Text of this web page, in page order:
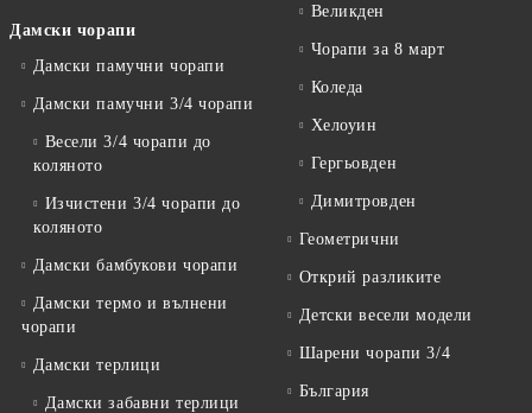
Дамски чорапи
Дамски памучни чорапи
Дамски памучни 3/4 чорапи
Весели 3/4 чорапи до
коляното
Изчистени 3/4 чорапи до
коляното
Дамски бамбукови чорапи
Дамски термо и вълнени
чорапи
Дамски терлици
Дамски забавни терлици
Великден
Чорапи за 8 март
Коледа
Хелоуин
Гергьовден
Димитровден
Геометрични
Открий разликите
Детски весели модели
Шарени чорапи 3/4
България